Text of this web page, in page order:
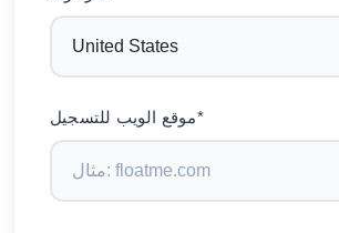
موقع الويب للتسجيل*